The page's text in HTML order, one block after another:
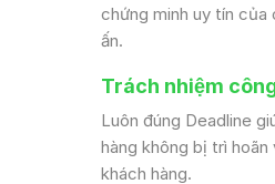
chứng minh uy tín của
ấn.
Trách nhiệm
Luôn đúng Deadline
hàng không bị trì
khách hàng.